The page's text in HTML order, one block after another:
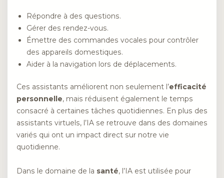
Répondre à des questions.
Gérer des rendez-vous.
Émettre des commandes vocales pour contrôler
des appareils domestiques.
Aider à la navigation lors de déplacements.
Ces assistants améliorent non seulement l’efficacité
personnelle, mais réduisent également le temps
consacré à certaines tâches quotidiennes. En plus des
assistants virtuels, l’IA se retrouve dans des domaines
variés qui ont un impact direct sur notre vie
quotidienne.
Dans le domaine de la santé, l’IA est utilisée pour